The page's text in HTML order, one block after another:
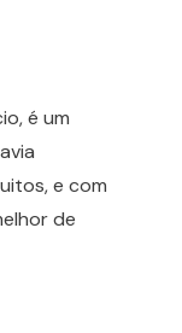
é um
e com
de